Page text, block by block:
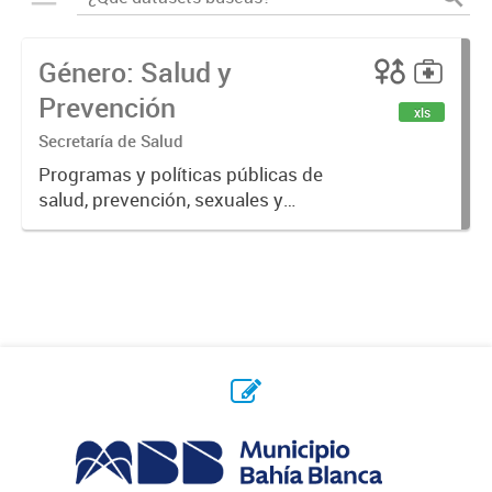
Género: Salud y
Prevención
Secretaría de Salud
Programas y políticas públicas de
salud, prevención, sexuales y
reproductivas.
xls